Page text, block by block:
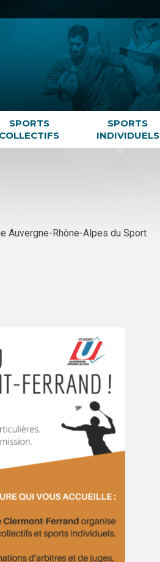
SPORTS
COLLECTIFS
SPORTS
INDIVIDUELS
Auvergne-Rhône-Alpes du Sport